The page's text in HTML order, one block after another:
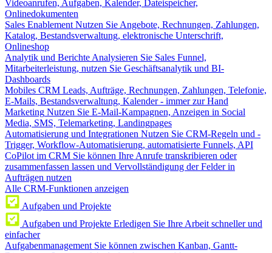
Videoanrufen, Aufgaben, Kalender, Dateispeicher,
Onlinedokumenten
Sales Enablement Nutzen Sie Angebote, Rechnungen, Zahlungen,
Katalog, Bestandsverwaltung, elektronische Unterschrift,
Onlineshop
Analytik und Berichte Analysieren Sie Sales Funnel,
Mitarbeiterleistung, nutzen Sie Geschäftsanalytik und BI-
Dashboards
Mobiles CRM Leads, Aufträge, Rechnungen, Zahlungen, Telefonie,
E-Mails, Bestandsverwaltung, Kalender - immer zur Hand
Marketing Nutzen Sie E-Mail-Kampagnen, Anzeigen in Social
Media, SMS, Telemarketing, Landingpages
Automatisierung und Integrationen Nutzen Sie CRM-Regeln und -
Trigger, Workflow-Automatisierung, automatisierte Funnels, API
CoPilot im CRM Sie können Ihre Anrufe transkribieren oder
zusammenfassen lassen und Vervollständigung der Felder in
Aufträgen nutzen
Alle CRM-Funktionen anzeigen
Aufgaben und Projekte
Aufgaben und Projekte Erledigen Sie Ihre Arbeit schneller und
einfacher
Aufgabenmanagement Sie können zwischen Kanban, Gantt-